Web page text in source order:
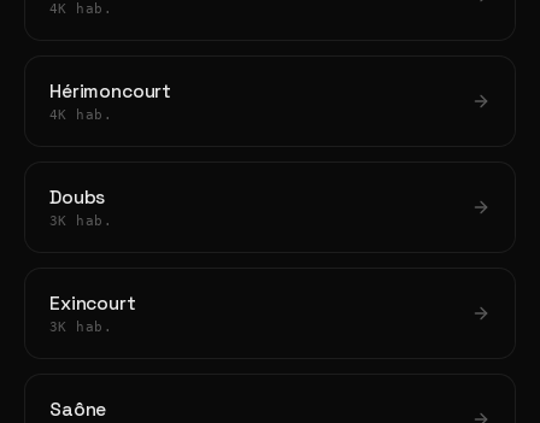
4K hab.
Hérimoncourt
4K hab.
Doubs
3K hab.
Exincourt
3K hab.
Saône